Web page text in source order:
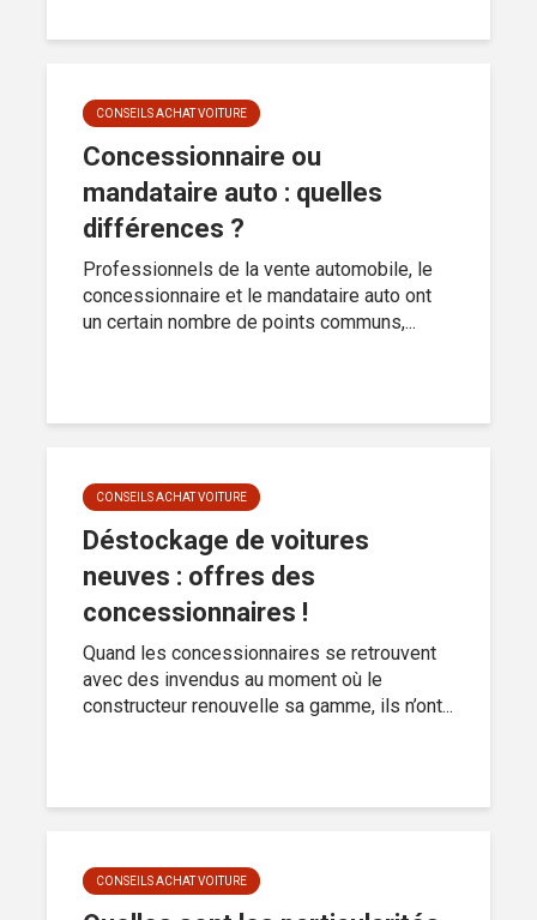
CONSEILS ACHAT VOITURE
Concessionnaire ou
mandataire auto : quelles
différences ?
Professionnels de la vente automobile, le
concessionnaire et le mandataire auto ont
un certain nombre de points communs,...
CONSEILS ACHAT VOITURE
Déstockage de voitures
neuves : offres des
concessionnaires !
Quand les concessionnaires se retrouvent
avec des invendus au moment où le
constructeur renouvelle sa gamme, ils n’ont...
CONSEILS ACHAT VOITURE